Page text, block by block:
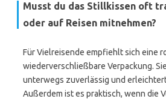
Musst du das Stillkissen oft
oder auf Reisen mitnehmen?
Für Vielreisende empfiehlt sich eine
wiederverschließbare Verpackung.
unterwegs zuverlässig und
Außerdem ist es praktisch, wenn die